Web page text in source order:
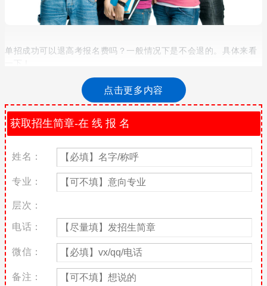
单招成功可以退高考报名费吗？一般情况下是不会退的。具体来看
单招成功可以退高考报名费吗
正常是不会退费。
考生若因网上支付时操作不当，或因网络原因，造成高考报名费重
复支付的，省招办将在报名工作结束后，把重复支付的报名费退回
考生缴费所使用的银行卡上。如果出现重复支付成功多次的情况，
请不要急于在交完报名费后立即注销缴费所用银行卡，否则将给退
款工作造成障碍。
选择单招有哪些好处
1.比高考难度低
大部分参加高职单招的院校60%的招生计划都安排在高职单招，也
就是说，通过6月份高考被录取进入部分高职院校的难度比高职单招
还要大。
点击更多内容
姓名：
专业：
层次：
电话：
微信：
备注：